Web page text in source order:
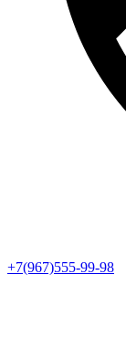
+7(967)555-99-98